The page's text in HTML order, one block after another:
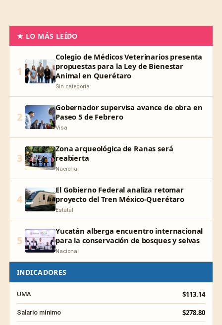
★ LO MÁS LEÍDO
1
Colegio de Médicos Veterinarios presenta
propuestas para la Ley de Bienestar
Animal en Querétaro
Sin categoría
2
Gobernador supervisa avance de obra en
Paseo 5 de Febrero
Visa
3
Zona arqueológica de Ranas será
reabierta
Nacional
4
El Gobierno Federal analiza retomar
proyecto del Tren México-Querétaro
Estatal
5
Yucatán alberga encuentro internacional
para la conservación de bosques y selvas
Nacional
INDICADORES
UMA $113.14
Salario mínimo $278.80